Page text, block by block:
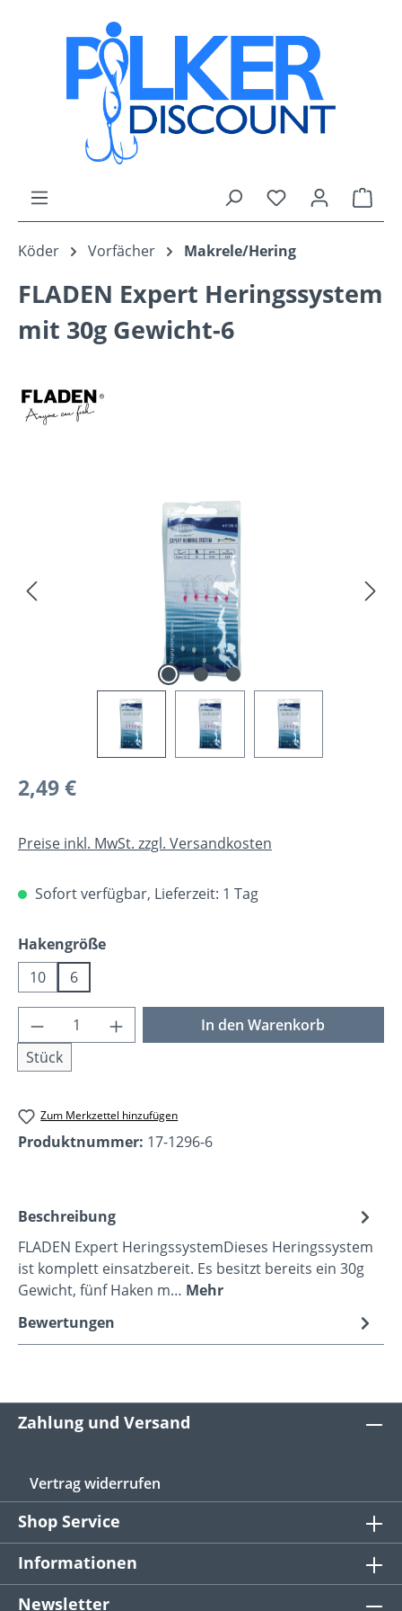
Zum Hauptinhalt springen
Du hast 0
Köder Vorfächer Makrele/Hering
FLADEN Expert Heringssystem
mit 30g Gewicht-6
Bildergalerie überspringen
Regulärer Preis:
2,49 €
Preise inkl. MwSt. zzgl. Versandkosten
Sofort verfügbar, Lieferzeit: 1 Tag
Hakengrößeauswählen
10
6
Produkt Anzahl: Gib den gewünschten
Stück
In den Warenkorb
Zum Merkzettel hinzufügen
Produktnummer: 17-1296-6
Beschreibung
FLADEN Expert HeringssystemDieses Heringssystem
ist komplett einsatzbereit. Es besitzt bereits ein 30g
Gewicht, fünf Haken m… Mehr
Bewertungen
Zahlung und Versand
Vertrag widerrufen
Shop Service
Informationen
Newsletter